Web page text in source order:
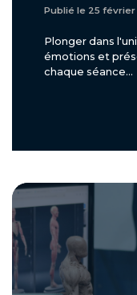
Publié le 25 février
Plonger dans
émotions et
chaque séance...